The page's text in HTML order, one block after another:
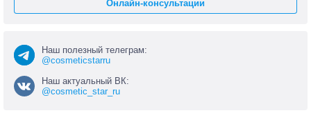
Онлайн-консультации
Наш полезный телеграм:
@cosmeticstarru
Наш актуальный ВК:
@cosmetic_star_ru